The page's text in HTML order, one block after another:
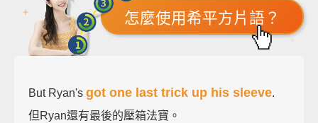
怎麼使用希平方片語？
But Ryan's got one last trick up his sleeve.
但Ryan還有最後的壓箱法寶。